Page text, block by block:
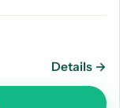
Details →